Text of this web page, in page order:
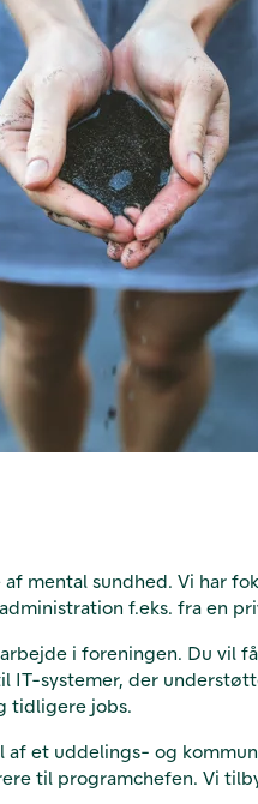
sundhed. Vi har
f.eks. fra en
i foreningen. Du vil
systemer, der
tidligere jobs.
et uddelings- og
til programchefen. Vi